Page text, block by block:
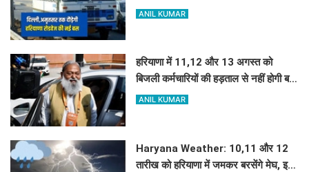
टेबल
ANIL KUMAR
हरियाणा में 11,12 और 13 अगस्त को
बिजली कर्मचारियों की हड़ताल से नहीं होगी बति
गुल, अनिल विज ने नया प्लान बनाकर दिए
ANIL KUMAR
Haryana Weather: 10,11 और 12
तारीख को हरियाणा में जमकर बरसेंगे मेघ, इन